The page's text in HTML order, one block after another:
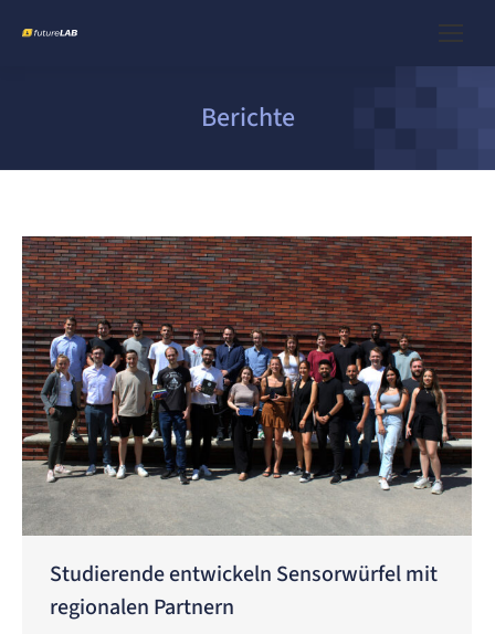
Berichte
Studierende entwickeln Sensorwürfel mit
regionalen Partnern